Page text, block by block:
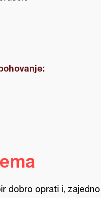
dobro oprati i,